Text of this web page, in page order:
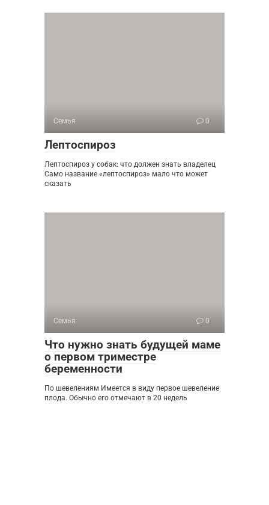
Семья 0
Лептоспироз
Лептоспироз у собак: что должен знать владелец
Само название «лептоспироз» мало что может
сказать
Семья 0
Что нужно знать будущей маме
о первом триместре
беременности
По шевелениям Имеется в виду первое шевеление
плода. Обычно его отмечают в 20 недель